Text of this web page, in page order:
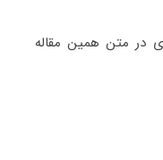
در متن همین مقاله